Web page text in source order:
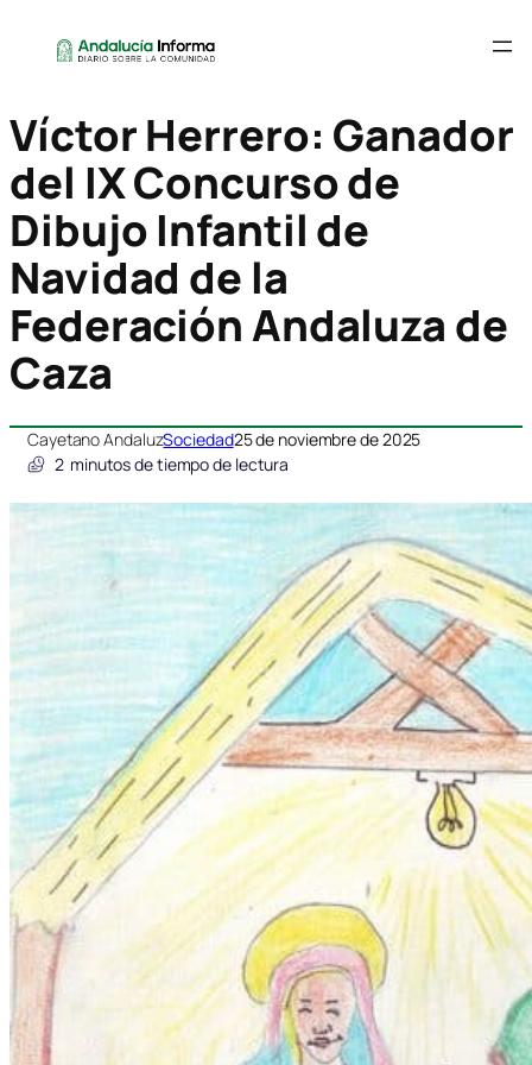
Víctor Herrero: Ganador
del IX Concurso de
Dibujo Infantil de
Navidad de la
Federación Andaluza de
Caza
Cayetano AndaluzSociedad25 de noviembre de 2025
2 minutos de tiempo de lectura